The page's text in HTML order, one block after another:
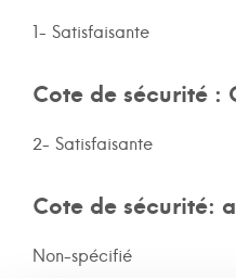
1- Satisfaisante
Cote de sécurité :
2- Satisfaisante
Cote de sécurité:
Non-spécifié